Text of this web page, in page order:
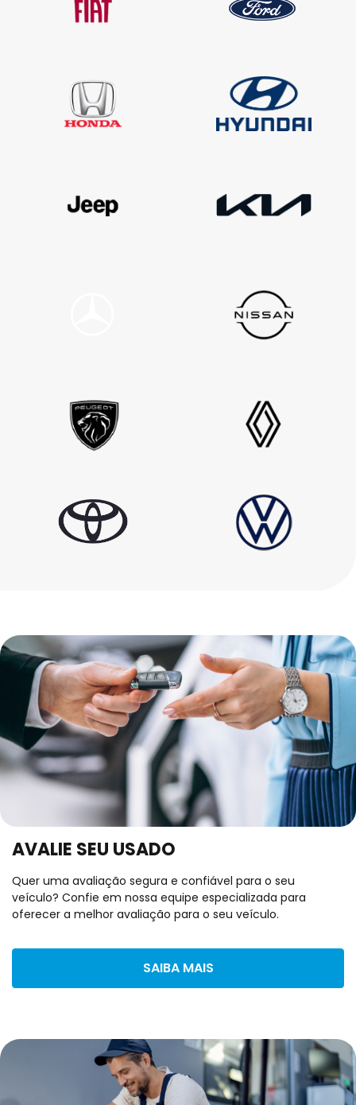
AVALIE SEU USADO
Quer uma avaliação segura e confiável para o seu
veículo? Confie em nossa equipe especializada para
oferecer a melhor avaliação para o seu veículo.
SAIBA MAIS